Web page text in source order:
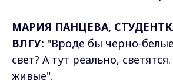
МАРИЯ ПАНЦЕВА,
ВЛГУ: "Вроде бы черно-
свет? А тут реально,
живые".